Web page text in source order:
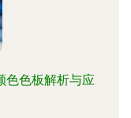
色色板解析与应